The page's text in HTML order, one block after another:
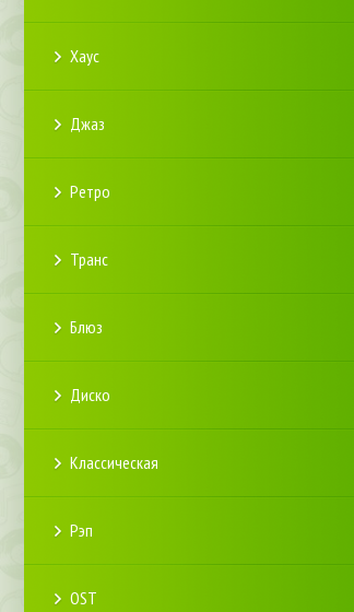
Хаус
Джаз
Ретро
Транс
Блюз
Диско
Классическая
Рэп
OST